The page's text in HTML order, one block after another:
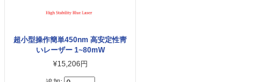
超小型操作簡単450nm 高安定性靑
いレーザー 1~80mW
¥15,206円